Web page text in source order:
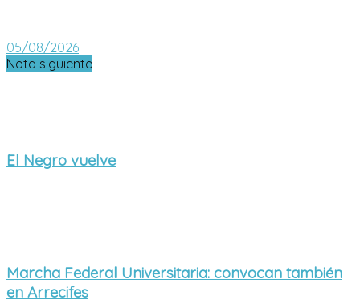
05/08/2026
Nota siguiente
El Negro vuelve
Marcha Federal Universitaria: convocan también
en Arrecifes